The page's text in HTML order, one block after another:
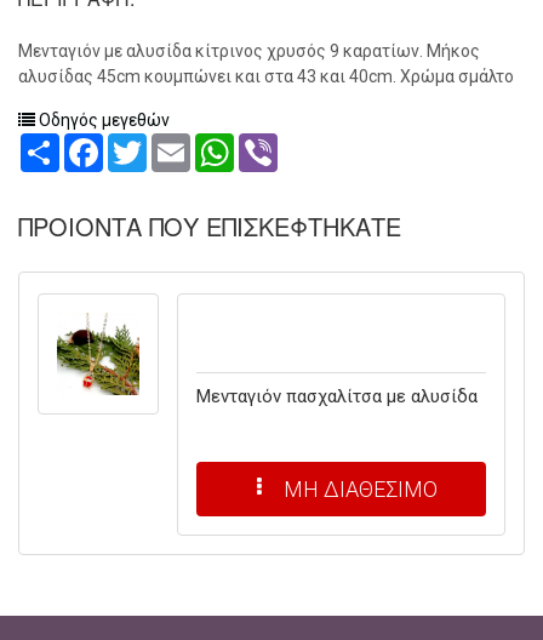
Μενταγιόν με αλυσίδα κίτρινος χρυσός 9 καρατίων. Μήκος
αλυσίδας 45cm κουμπώνει και στα 43 και 40cm. Χρώμα σμάλτο
Οδηγός μεγεθών
Share FacebookTwitterEmail WhatsApp
ΠΡΟΙΟΝΤΑ ΠΟΥ ΕΠΙΣΚΕΦΤΗΚΑΤΕ
Μενταγιόν πασχαλίτσα με αλυσίδα
ΜΗ ΔΙΑΘΕΣΙΜΟ